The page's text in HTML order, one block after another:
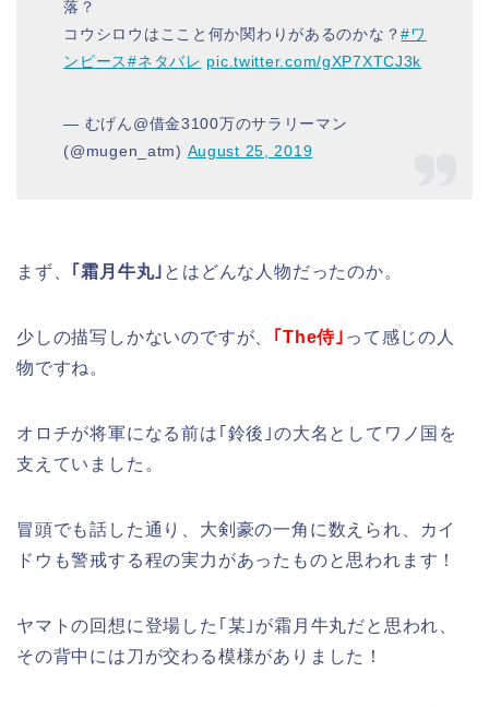
落？
コウシロウはここと何か関わりがあるのかな？#ワ
ンピース#ネタバレ pic.twitter.com/gXP7XTCJ3k
— むげん@借金3100万のサラリーマン
(@mugen_atm) August 25, 2019
まず、 ｢霜月牛丸｣ とはどんな人物だったのか。
少しの描写しかないのですが、 ｢The侍｣ って感じの人
物ですね。
オロチが将軍になる前は｢鈴後｣の大名としてワノ国を
支えていました。
冒頭でも話した通り、大剣豪の一角に数えられ、カイ
ドウも警戒する程の実力があったものと思われます！
ヤマトの回想に登場した｢某｣が霜月牛丸だと思われ、
その背中には刀が交わる模様がありました！